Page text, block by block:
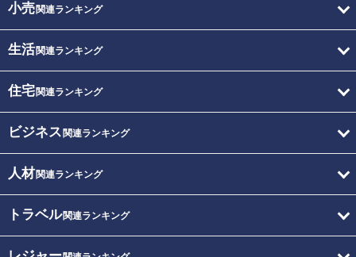
小売関連ランキング
生活関連ランキング
住宅関連ランキング
ビジネス 関連ランキング
人材関連ランキング
トラベル関連ランキング